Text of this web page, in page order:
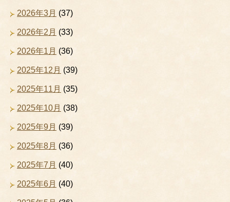
2026年3月 (37)
2026年2月 (33)
2026年1月 (36)
2025年12月 (39)
2025年11月 (35)
2025年10月 (38)
2025年9月 (39)
2025年8月 (36)
2025年7月 (40)
2025年6月 (40)